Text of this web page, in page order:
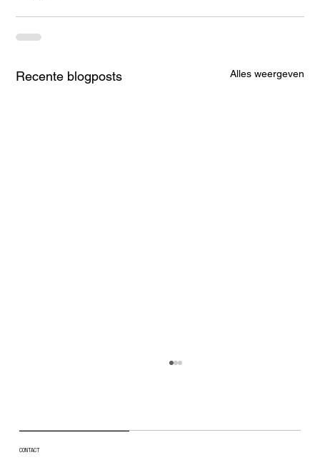
CONTACT
Recente blogposts Alles weergeven